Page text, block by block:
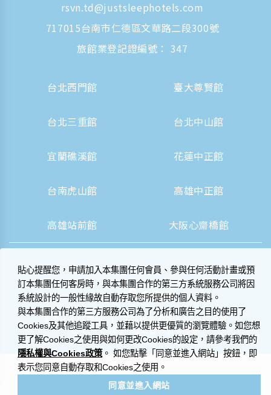
rsvn.td@justsleephotels.com
717015台南市仁德區文華路二段300號
旅館業登記證編號： 347
台北西門館 臺大尊賢館
台北三重館 台北中山館
宜蘭礁溪館 花蓮中正館
台南虎山館 高雄中正館
高雄站前館 大阪心齋橋館
營業人資訊揭露 |
隱私權聲明與 Cookie 政策
© 2014-2026 晶華國際酒店集團
貼心提醒您，申請加入本集團任何會員、參與任何活動計畫或預
訂本集團任何客房時，與本集團合作的第三方系統服務公司將因
系統設計的一般性緣故自動存取您所提供的個人資料。
與本集團合作的第三方服務公司為了分析和廣告之目的使用了
Cookies及其他追蹤工具，並藉以提供更優質的瀏覽體驗。如您想
更了解Cookies之使用與如何更改Cookies的設定，請參考我們的
隱私權與Cookies政策 。 如您點擊「同意並進入網站」按鈕，即
表示您同意自動存取和Cookies之使用。
同意並進入網站